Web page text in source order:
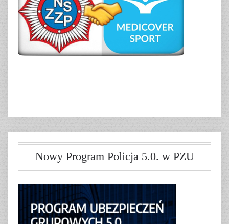
Nowy Program Policja 5.0. w PZU